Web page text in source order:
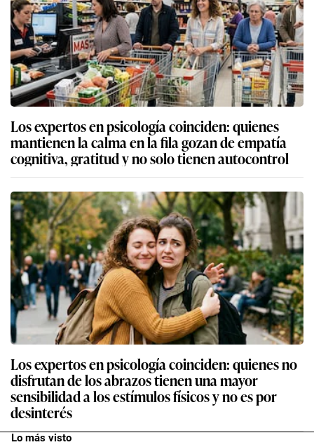
Los expertos en psicología coinciden: quienes
mantienen la calma en la fila gozan de empatía
cognitiva, gratitud y no solo tienen autocontrol
Los expertos en psicología coinciden: quienes no
disfrutan de los abrazos tienen una mayor
sensibilidad a los estímulos físicos y no es por
desinterés
Lo más visto